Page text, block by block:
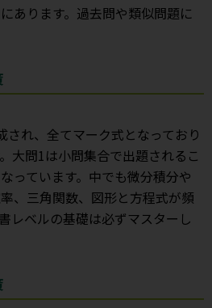
あります。過去問や類似問題に
され、全てマーク式となっており
大問1は小問集合で出題されるこ
っています。中でも微分積分や
、三角関数、図形と方程式が頻
レベルの基礎は必ずマスターし